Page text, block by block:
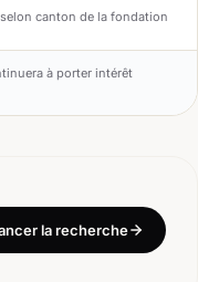
canton de la fondation
à porter intérêt
la recherche